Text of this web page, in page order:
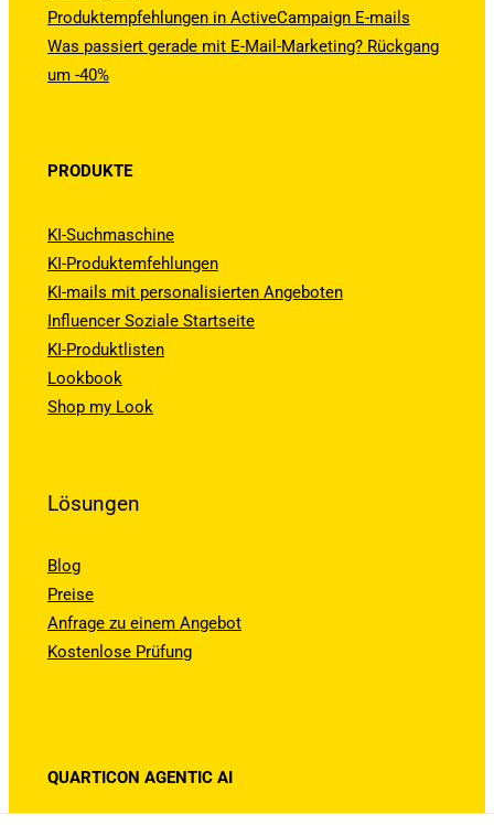
Produktempfehlungen in ActiveCampaign E-mails
Was passiert gerade mit E-Mail-Marketing? Rückgang
um -40%
PRODUKTE
KI-Suchmaschine
KI-Produktemfehlungen
KI-mails mit personalisierten Angeboten
Influencer Soziale Startseite
KI-Produktlisten
Lookbook
Shop my Look
Lösungen
Blog
Preise
Anfrage zu einem Angebot
Kostenlose Prüfung
QUARTICON AGENTIC AI